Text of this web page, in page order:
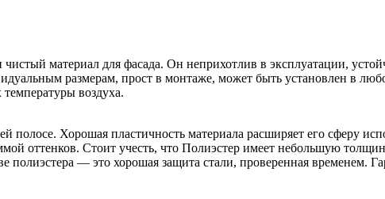
материал для фасада. Он неприхотлив в эксплуатации,
размерам, прост в монтаже, может быть установлен в
воздуха.
полосе. Хорошая пластичность материала расширяет его сферу
оттенков. Стоит учесть, что Полиэстер имеет небольшую
— это хорошая защита стали, проверенная временем.